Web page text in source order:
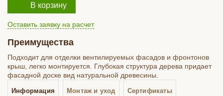
В корзину
Оставить заявку на расчет
Преимущества
Подходит для отделки вентилируемых фасадов и фронтонов
крыш, легко монтируется. Глубокая структура дерева придает
фасадной доске вид натуральной древесины.
Информация Монтаж и уход Сертификаты